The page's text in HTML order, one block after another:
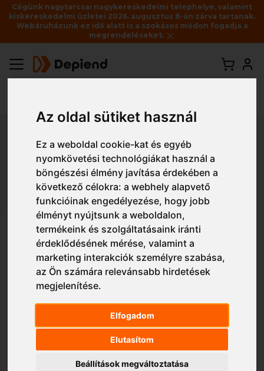
Az oldal sütiket használ
Ez a weboldal cookie-kat és egyéb
nyomkövetési technológiákat használ a
böngészési élmény javítása érdekében a
következő célokra:a webhely alapvető
funkcióinak engedélyezése, hogy jobb
élményt nyújtsunk a weboldalon,
termékeink és szolgáltatásaink iránti
érdeklődésének mérése, valamint a
marketing interakciók személyre szabása,
az Ön számára relevánsabb hirdetések
megjelenítése.
Elfogadom
Elutasítom
Beállítások megváltoztatása
Cégünk nagytarcsai nagykereskedelmi telephelye, valamint
kiskereskedelmi üzletei 2026. augusztus 8-án zárva tartanak.
Webáruházunk ez idő alatt is a szokásos módon fogadja a
megrendeléseket.
Vissza
Szállítás
A szállítási információk és a termékadatlapokon
található készletadatok csak tájékoztató
jellegűek, és azokat befolyásolhatja a rendelési
sorrend is.
Webáruházunkból megrendelt termékekhez
többféleképpen is hozzájuthatsz:
házhozszállítással (futárszolgálattal),
csomagautomatával és személyes átvétellel.
Viszonteladóink számára Drop Ship és Anonim
Drop Ship szolgáltatásokat is kínálunk. Utóbbiról
részletesebb információt aMunkaruházati
Szolgáltatásoklinkre kattintva találsz.
A részteljesítéshez kapcsolódó szállítási
költség alkalmazása